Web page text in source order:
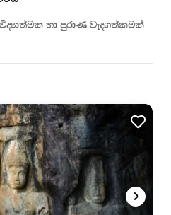
හා පුරාණ වැදගත්කමක්